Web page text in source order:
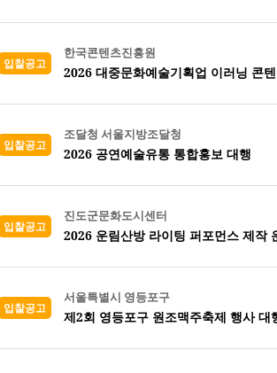
입찰공고
한국콘텐츠진흥원
2026 대중문화예술기획업 이러닝 콘
입찰공고
조달청 서울지방조달청
2026 공연예술유통 통합홍보 대행
입찰공고
진도군문화도시센터
2026 운림산방 라이팅 퍼포먼스 제작
입찰공고
서울특별시 영등포구
제2회 영등포구 원조맥주축제 행사 대